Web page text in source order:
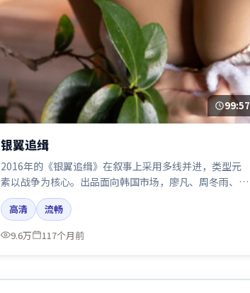
99:57
银翼追缉
2016年的《银翼追缉》在叙事上采用多线并进，类型元
素以战争为核心。出品面向韩国市场，廖凡、周冬雨、咏
梅、于和伟所饰角色推动关键反转，结尾留白引发讨论。
高清
流畅
9.6万
117个月前